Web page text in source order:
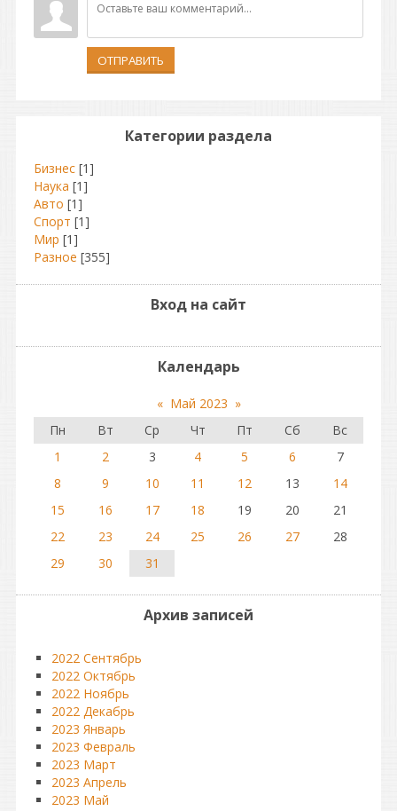
ОТПРАВИТЬ
Категории раздела
Бизнес [1]
Наука [1]
Авто [1]
Спорт [1]
Мир [1]
Разное [355]
Вход на сайт
Календарь
« Май 2023 »
Пн
Вт Ср Чт Пт Сб
Вс
1
2 3 4 5 6
7
8
9 10 11 12 13
14
15
16 17 18 19 20
21
22
23 24 25 26 27
28
29
30 31
Архив записей
2022 Сентябрь
2022 Октябрь
2022 Ноябрь
2022 Декабрь
2023 Январь
2023 Февраль
2023 Март
2023 Апрель
2023 Май